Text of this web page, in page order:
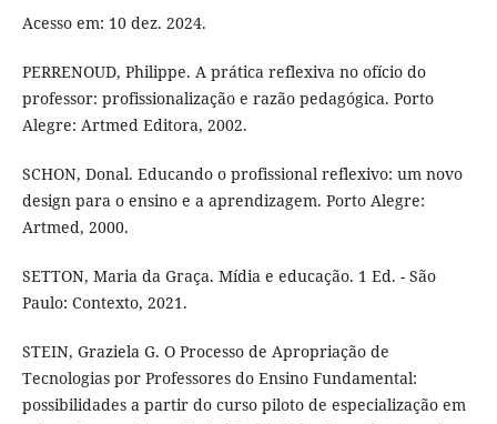
Acesso em: 10 dez. 2024.
PERRENOUD, Philippe. A prática reflexiva no ofício do
professor: profissionalização e razão pedagógica. Porto
Alegre: Artmed Editora, 2002.
SCHON, Donal. Educando o profissional reflexivo: um novo
design para o ensino e a aprendizagem. Porto Alegre:
Artmed, 2000.
SETTON, Maria da Graça. Mídia e educação. 1 Ed. - São
Paulo: Contexto, 2021.
STEIN, Graziela G. O Processo de Apropriação de
Tecnologias por Professores do Ensino Fundamental:
possibilidades a partir do curso piloto de especialização em